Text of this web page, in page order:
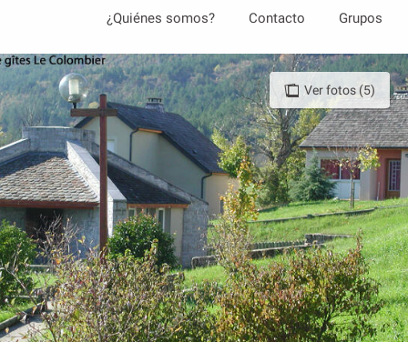
contenu
principal
¿Quiénes somos? Contacto Grupos
Ver fotos (5)